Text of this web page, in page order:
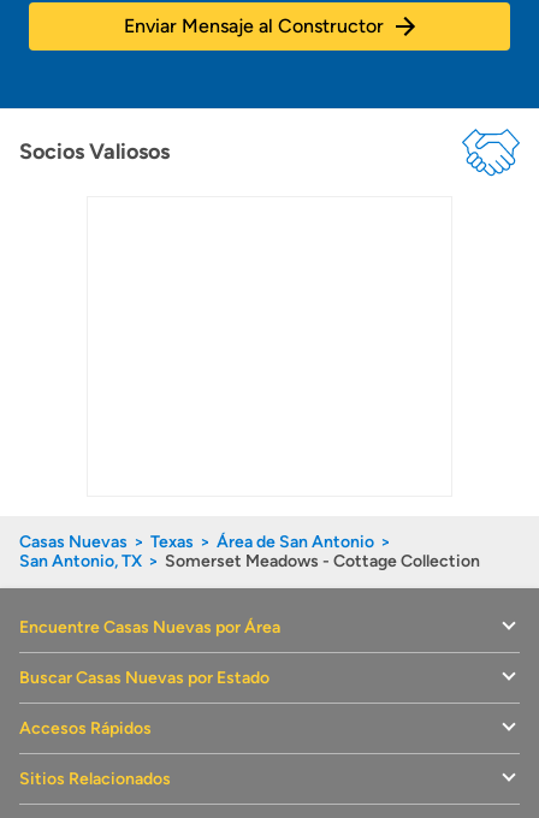
Enviar Mensaje al Constructor
Socios Valiosos
Casas Nuevas Texas
Área de San Antonio
San Antonio, TX
Somerset Meadows - Cottage Collection
Encuentre Casas Nuevas por Área
Buscar Casas Nuevas por Estado
Accesos Rápidos
Sitios Relacionados